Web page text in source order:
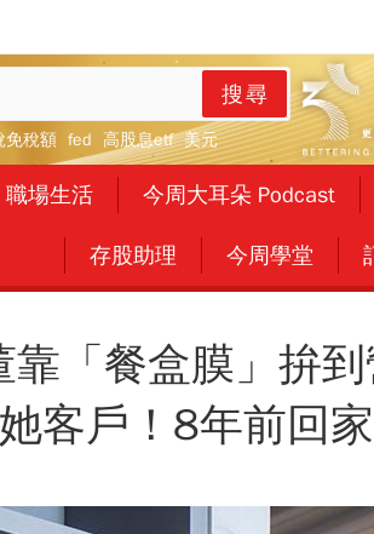
搜尋
免稅額 fed 高股息etf 美元
職場生活 今周大耳朵 Podcast
存股助理 今周學堂
「餐盒膜」拚
客戶！8年前回